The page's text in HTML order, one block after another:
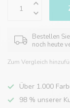
Bestellen
noch heute
Zum Vergleich
Über 1.000
98 % unserer